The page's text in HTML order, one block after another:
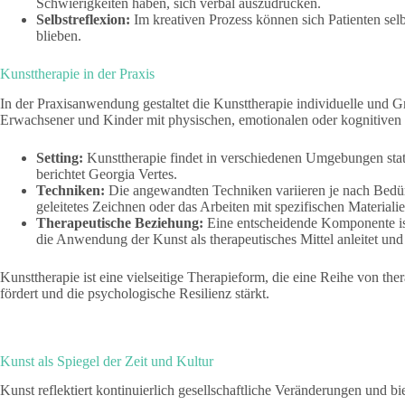
Schwierigkeiten haben, sich verbal auszudrücken.
Selbstreflexion: Im kreativen Prozess können sich Patienten
blieben.
Kunsttherapie in der Praxis
In der Praxisanwendung gestaltet die Kunsttherapie individuelle und
Erwachsener und Kinder mit physischen, emotionalen oder
Setting: Kunsttherapie findet in verschiedenen Umgebungen
berichtet Georgia Vertes.
Techniken: Die angewandten Techniken variieren je nach
geleitetes Zeichnen oder das Arbeiten mit spezifischen
Therapeutische Beziehung: Eine entscheidende Komponente
die Anwendung der Kunst als therapeutisches Mittel anleitet
Kunsttherapie ist eine vielseitige Therapieform, die eine Reihe von
fördert und die psychologische Resilienz stärkt.
Kunst als Spiegel der Zeit und Kultur
Kunst reflektiert kontinuierlich gesellschaftliche Veränderungen und